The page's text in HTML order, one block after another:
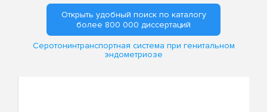
Открыть удобный поиск по каталогу
более 800 000 диссертаций
Серотонинтранспортная система при генитальном
эндометриозе